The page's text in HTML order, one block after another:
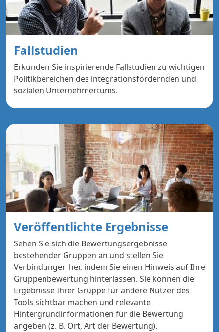
Fallstudien
Erkunden Sie inspirierende Fallstudien zu wichtigen
Politikbereichen des integrationsfördernden und
sozialen Unternehmertums.
Veröffentlichte Ergebnisse
Sehen Sie sich die Bewertungsergebnisse
bestehender Gruppen an und stellen Sie
Verbindungen her, indem Sie einen Hinweis auf Ihre
Gruppenbewertung hinterlassen. Sie können die
Ergebnisse Ihrer Gruppe für andere Nutzer des
Tools sichtbar machen und relevante
Hintergrundinformationen für die Bewertung
angeben (z. B. Ort, Art der Bewertung).